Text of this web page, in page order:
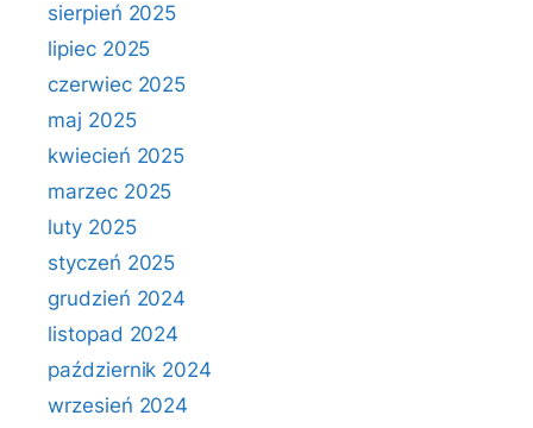
sierpień 2025
lipiec 2025
czerwiec 2025
maj 2025
kwiecień 2025
marzec 2025
luty 2025
styczeń 2025
grudzień 2024
listopad 2024
październik 2024
wrzesień 2024